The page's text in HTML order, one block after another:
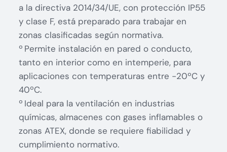
a la directiva 2014/34/UE, con protección IP55
y clase F, está preparado para trabajar en
zonas clasificadas según normativa.
º Permite instalación en pared o conducto,
tanto en interior como en intemperie, para
aplicaciones con temperaturas entre -20ºC y
40ºC.
º Ideal para la ventilación en industrias
químicas, almacenes con gases inflamables o
zonas ATEX, donde se requiere fiabilidad y
cumplimiento normativo.